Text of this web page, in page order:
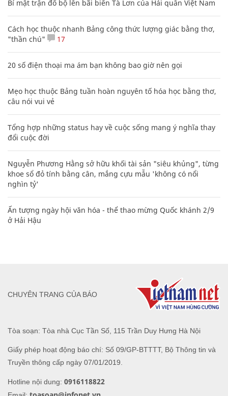
Bí mật trận đổ bộ lên bãi biển Tà Lơn của Hải quân Việt Nam
Cách học thuộc nhanh Bảng công thức lượng giác bằng thơ,
"thần chú"
17
20 số điện thoại ma ám bạn không bao giờ nên gọi
Mẹo học thuộc Bảng tuần hoàn nguyên tố hóa học bằng thơ,
câu nói vui vẻ
Tổng hợp những status hay về cuộc sống mang ý nghĩa thay
đổi cuộc đời
Nguyễn Phương Hằng sở hữu khối tài sản "siêu khủng", từng
khoe sổ đỏ tính bằng cân, mắng cựu mẫu 'không có nổi
nghìn tỷ'
Ấn tượng ngày hội văn hóa - thể thao mừng Quốc khánh 2/9
ở Hải Hậu
Tòa soạn: Tòa nhà Cục Tần Số, 115 Trần Duy Hưng Hà Nội
Giấy phép hoạt động báo chí: Số 09/GP-BTTTT, Bộ Thông tin và
Truyền thông cấp ngày 07/01/2019.
Hotline nội dung: 0916118822
CHUYÊN TRANG CỦA BÁO